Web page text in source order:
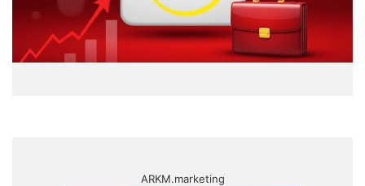
ARKM.marketing